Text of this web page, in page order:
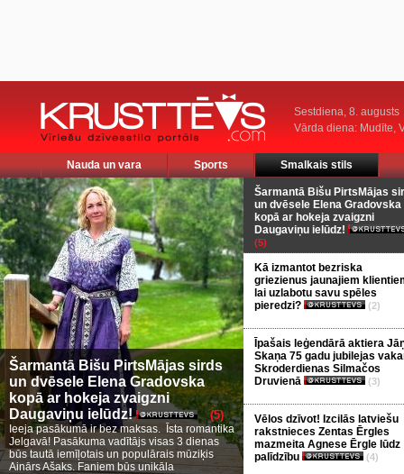
Sestdiena, 8. augusts
Vārda diena: Mudīte,
Nauda un vara Sports Smalkais stils
Šarmantā Bišu PirtsMājas sirds
un dvēsele Elena Gradovska
kopā ar hokeja zvaigzni
Daugaviņu ielūdz!
(5)
Ieeja pasākumā ir bez maksas. Īsta romantika
Jelgavā! Pasākuma vadītājs visas 3 dienas
būs tautā iemīļotais un populārais mūziķis
Ainārs Ašaks. Faniem būs unikāla
Šarmantā Bišu PirtsMājas
un dvēsele Elena Gradovska
kopā ar hokeja zvaigzni
Daugaviņu ielūdz!
(5)
Kā izmantot bezriska
griezienus jaunajiem
lai uzlabotu savu spēles
pieredzi?
(2)
Īpašais leģendārā aktiera
Skaņa 75 gadu jubilejas
Skroderdienas Silmačos
Druvienā
(3)
Vēlos dzīvot! Izcilās latviešu
rakstnieces Zentas Ērgles
mazmeita Agnese Ērgle lūdz
palīdzību
(4)